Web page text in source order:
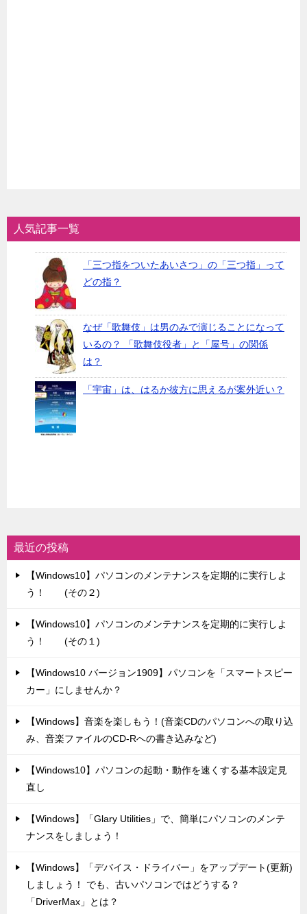
人気記事一覧
「三つ指をついたあいさつ」の「三つ指」って
どの指？
なぜ「歌舞伎」は男のみで演じることになって
いるの？ 「歌舞伎役者」と「屋号」の関係
は？
「宇宙」は、はるか彼方に思えるが案外近い？
最近の投稿
【Windows10】パソコンのメンテナンスを定期的に実行しよ
う！ (その２)
【Windows10】パソコンのメンテナンスを定期的に実行しよ
う！ (その１)
【Windows10 バージョン1909】パソコンを「スマートスピー
カー」にしませんか？
【Windows】音楽を楽しもう！(音楽CDのパソコンへの取り込
み、音楽ファイルのCD-Rへの書き込みなど)
【Windows10】パソコンの起動・動作を速くする基本設定見
直し
【Windows】「Glary Utilities」で、簡単にパソコンのメンテ
ナンスをしましょう！
【Windows】「デバイス・ドライバー」をアップデート(更新)
しましょう！ でも、古いパソコンではどうする？
「DriverMax」とは？